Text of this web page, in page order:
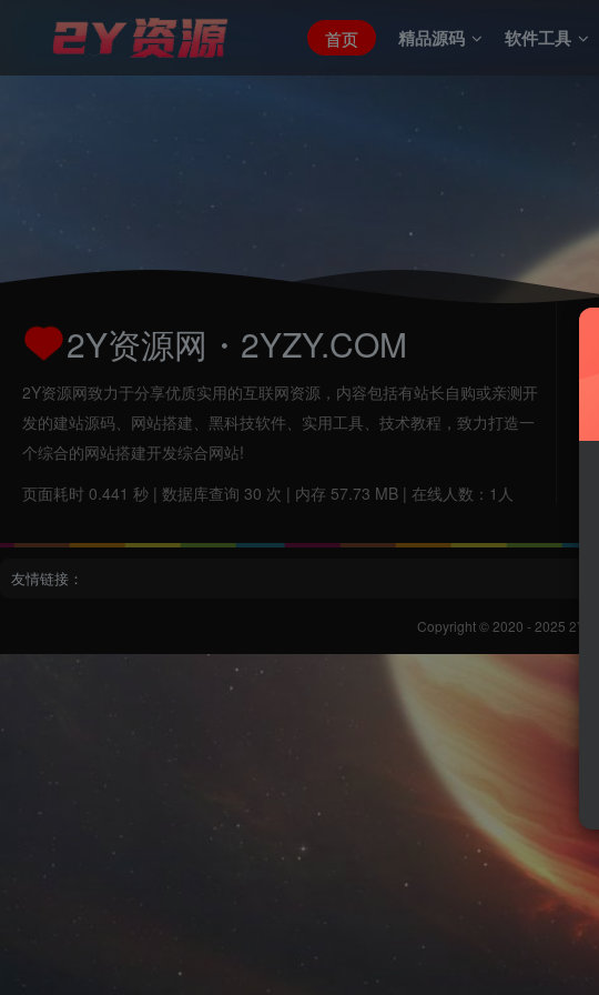
首页 精品源码 软件工具
116
文章总数
2Y资源网・2YZY.COM
2Y资源网致力于分享优质实用的互联网资源，内容包括有站长自购或亲测开
发的建站源码、网站搭建、黑科技软件、实用工具、技术教程，致力打造一
个综合的网站搭建开发综合网站!
页面耗时 0.441 秒 | 数据库查询 30 次 | 内存 57.73 MB | 在线人数：1人
友情链接：
Copyright © 2020 - 2025 2Y